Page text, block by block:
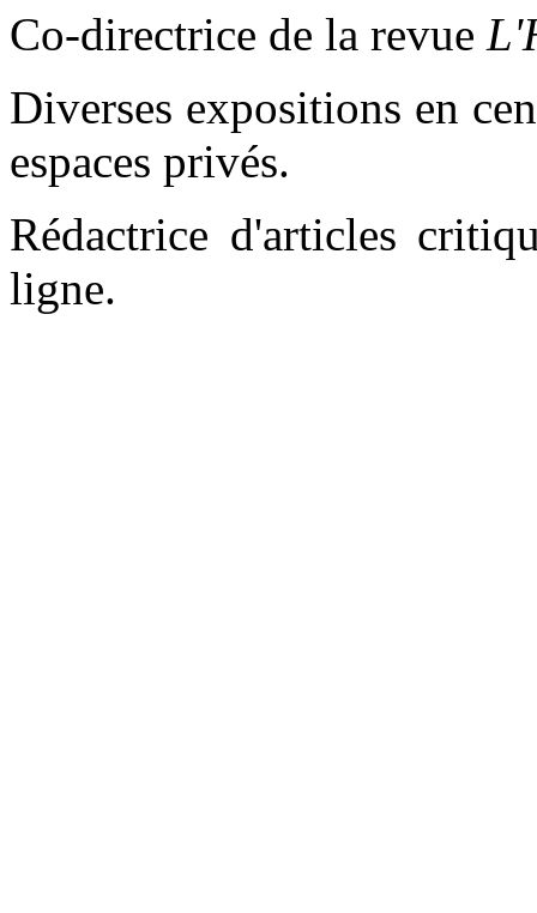
Co-directrice de la revue
Diverses expositions en
espaces privés.
Rédactrice d'articles
ligne.